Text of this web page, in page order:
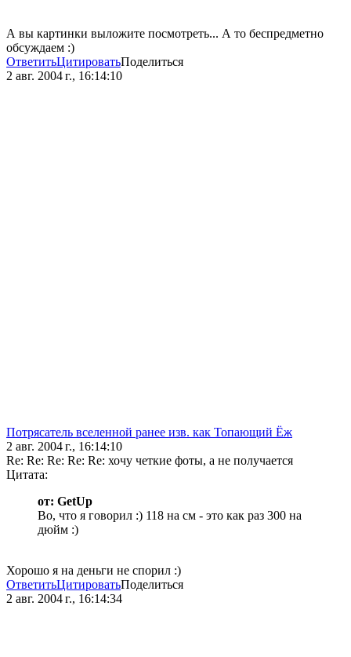
А вы картинки выложите посмотреть... А то беспредметно
обсуждаем :)
ОтветитьЦитироватьПоделиться
2 авг. 2004 г., 16:14:10
Потрясатель вселенной ранее изв. как Топающий Ёж
2 авг. 2004 г., 16:14:10
Re: Re: Re: Re: Re: хочу четкие фоты, а не получается
Цитата:
от: GetUp
Во, что я говорил :) 118 на см - это как раз 300 на
дюйм :)
Хорошо я на деньги не спорил :)
ОтветитьЦитироватьПоделиться
2 авг. 2004 г., 16:14:34